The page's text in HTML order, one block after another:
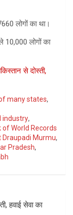
लोगों का था।
10,000 लोगों का
से दोस्ती,
many states,
industry,
of World Records
Draupadi Murmu,
Pradesh,
हवाई सेवा का